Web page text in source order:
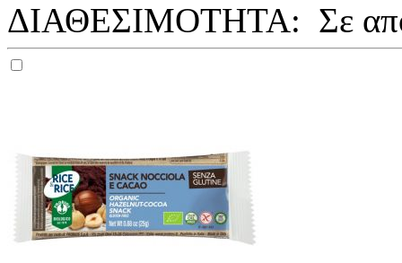
ΔΙΑΘΕΣΙΜΟΤΗΤΑ: Σε